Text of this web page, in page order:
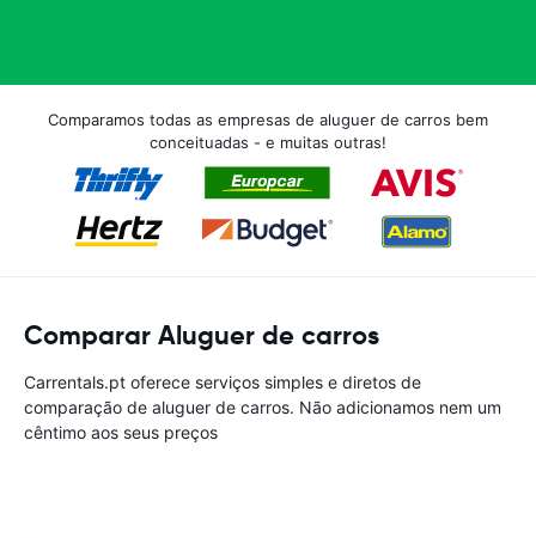
Comparamos todas as empresas de aluguer de carros bem
conceituadas - e muitas outras!
Comparar Aluguer de carros
Carrentals.pt oferece serviços simples e diretos de
comparação de aluguer de carros. Não adicionamos nem um
cêntimo aos seus preços